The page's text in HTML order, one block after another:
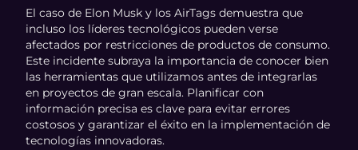
El caso de Elon Musk y los AirTags demuestra que
incluso los líderes tecnológicos pueden verse
afectados por restricciones de productos de consumo.
Este incidente subraya la importancia de conocer bien
las herramientas que utilizamos antes de integrarlas
en proyectos de gran escala. Planificar con
información precisa es clave para evitar errores
costosos y garantizar el éxito en la implementación de
tecnologías innovadoras.